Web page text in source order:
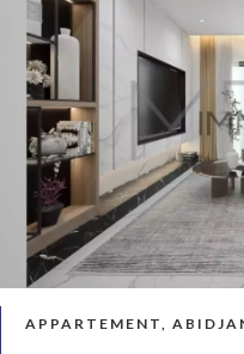
APPARTEMENT,